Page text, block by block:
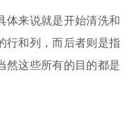
体来说就是开始清洗和
行和列，而后者则是指
然这些所有的目的都是